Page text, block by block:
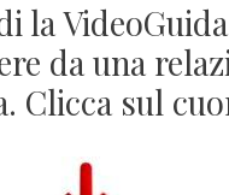
la
da una
Clicca sul